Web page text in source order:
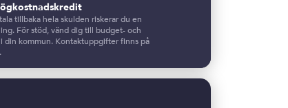
tillbaka hela skulden riskerar du en
För stöd, vänd dig till budget- och
din kommun. Kontaktuppgifter finns på